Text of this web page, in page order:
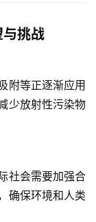
挑战
附等正逐渐应用
少放射性污染物
社会需要加强合
确保环境和人类